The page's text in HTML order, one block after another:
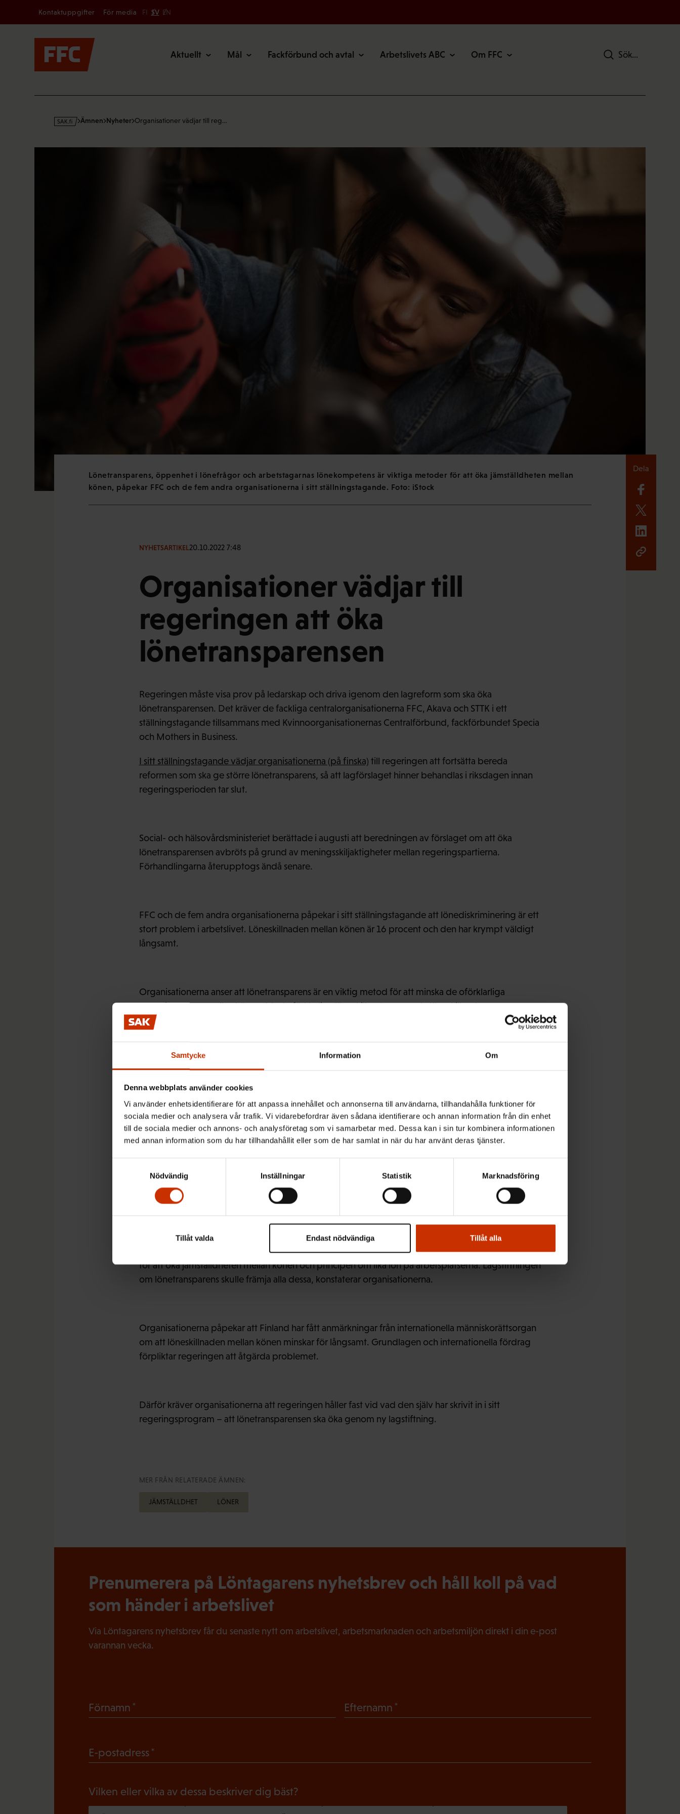
Samtycke Information Om
Denna webbplats använder cookies
Vi använder enhetsidentifierare för att anpassa innehållet och annonserna till användarna, tillhandahålla funktioner för
sociala medier och analysera vår trafik. Vi vidarebefordrar även sådana identifierare och annan information från din enhet
till de sociala medier och annons- och analysföretag som vi samarbetar med. Dessa kan i sin tur kombinera informationen
med annan information som du har tillhandahållit eller som de har samlat in när du har använt deras tjänster.
Nödvändig
Inställningar Statistik Marknadsföring
Endast nödvändiga
Tillåt valda Tillåt alla
Secondary
Kontaktuppgifter För media FI SV EN
Aktuellt Mål Fackförbund och avtal Arbetslivets ABC Om FFC Sök
s
Ämnen Nyheter Organisationer vädjar till reg…
Lönetransparens, öppenhet i lönefrågor och arbetstagarnas lönekompetens är viktiga metoder för att öka jämställdheten mellan
könen, påpekar FFC och de fem andra organisationerna i sitt ställningstagande. Foto: iStock
NYHETSARTIKEL20.10.2022 7:48
Organisationer vädjar till
regeringen att öka
lönetransparensen
Regeringen måste visa prov på ledarskap och driva igenom den lagreform som ska öka
lönetransparensen. Det kräver de fackliga centralorganisationerna FFC, Akava och STTK i ett
ställningstagande tillsammans med Kvinnoorganisationernas Centralförbund, fackförbundet Specia
och Mothers in Business.
I sitt ställningstagande vädjar organisationerna (på finska) till regeringen att fortsätta bereda
reformen som ska ge större lönetransparens, så att lagförslaget hinner behandlas i riksdagen innan
regeringsperioden tar slut.
Social- och hälsovårdsministeriet berättade i augusti att beredningen av förslaget om att öka
lönetransparensen avbröts på grund av meningsskiljaktigheter mellan regeringspartierna.
Förhandlingarna återupptogs ändå senare.
FFC och de fem andra organisationerna påpekar i sitt ställningstagande att lönediskriminering är ett
stort problem i arbetslivet. Löneskillnaden mellan könen är 16 procent och den har krympt väldigt
långsamt.
Organisationerna anser att lönetransparens är en viktig metod för att minska de oförklarliga
löneskillnaderna mellan könen. Med oförklarliga löneskillnader avses de löneskillnader som
förekommer när man jämför män och kvinnor som är i samma ålder samt har samma utbildning och
– Lönetransparensen har beretts på trepartsbasis redan under två regeringsperioder. Nu måste vi
enlighet med regeringsprogrammet, skriver organisationerna i sin vädjan.
Enligt organisationerna skulle de föreslagna lagändringarna förbättra arbetstagarnas möjligheter att
identifiera omotiverade löneskillnader och vidta åtgärder för att avhjälpa dem på arbetsplatsen.
Förslaget innebär ändå inte att lönerna skulle bli offentliga, varken för individens eller
arbetsplatsens del.
– Lönetransparens, öppenhet i lönefrågor och arbetstagarnas lönekompetens är viktiga metoder
för att öka jämställdheten mellan könen och principen om lika lön på arbetsplatserna. Lagstiftningen
om lönetransparens skulle främja alla dessa, konstaterar organisationerna.
Organisationerna påpekar att Finland har fått anmärkningar från internationella människorättsorgan
om att löneskillnaden mellan könen minskar för långsamt. Grundlagen och internationella fördrag
förpliktar regeringen att åtgärda problemet.
Därför kräver organisationerna att regeringen håller fast vid vad den själv har skrivit in i sitt
regeringsprogram – att lönetransparensen ska öka genom ny lagstiftning.
MER FRÅN RELATERADE ÄMNEN:
JÄMSTÄLLDHET LÖNER
Prenumerera på Löntagarens nyhetsbrev och håll koll på vad
som händer i arbetslivet
Via Löntagarens nyhetsbrev får du senaste nytt om arbetslivet, arbetsmarknaden och arbetsmiljön direkt i din e-post
varannan vecka.
Förnamn
l
g
a
Efternamn
a
E-postadress
Vilken eller vilka av dessa beskriver dig bäst?
Dela